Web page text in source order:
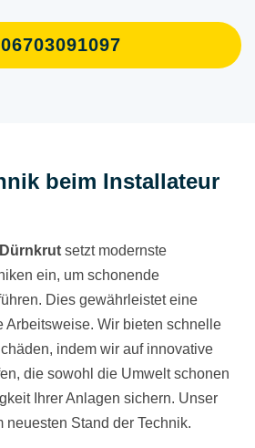
06703091097
beim Installateur
Dürnkrut setzt modernste
ein, um schonende
Dies gewährleistet eine
Arbeitsweise. Wir bieten schnelle
indem wir auf innovative
die sowohl die Umwelt schonen
Ihrer Anlagen sichern. Unser
neuesten Stand der Technik.